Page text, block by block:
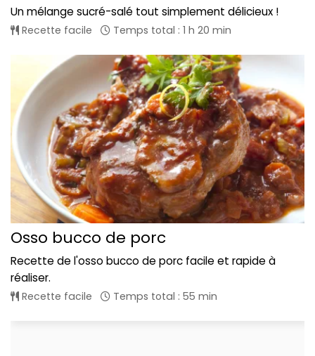
Un mélange sucré-salé tout simplement délicieux !
Recette facile Temps total : 1 h 20 min
Osso bucco de porc
Recette de l'osso bucco de porc facile et rapide à
réaliser.
Recette facile Temps total : 55 min